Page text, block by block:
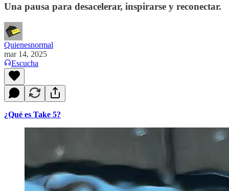
Una pausa para desacelerar, inspirarse y reconectar.
Quienesnormal
mar 14, 2025
Escucha
¿Qué es Take 5?